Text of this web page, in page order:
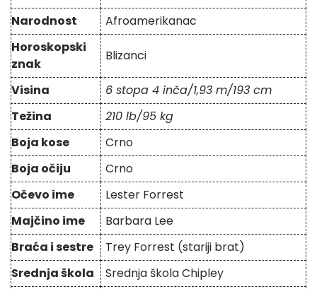
Narodnost
Afroamerikanac
Horoskopski
znak
Blizanci
Visina
6 stopa 4 inča/1,93 m/193 cm
Težina
210 lb/95 kg
Boja kose
Crno
Boja očiju
Crno
Očevo ime
Lester Forrest
Majčino ime
Barbara Lee
Braća i sestre
Trey Forrest (stariji brat)
Srednja škola
Srednja škola Chipley